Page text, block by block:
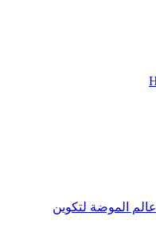
الموضة لتكوين